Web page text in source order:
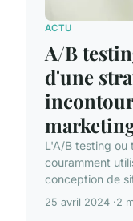
ACTU
A/B
d'une
L'A/B testing ou
couramment
conception de
25 avril 2024 2